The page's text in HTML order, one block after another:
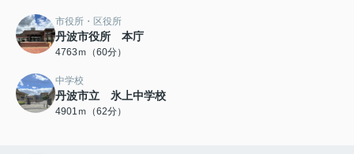
市役所・区役所
丹波市役所 本庁
4763ｍ（60分）
中学校
丹波市立 氷上中学校
4901ｍ（62分）